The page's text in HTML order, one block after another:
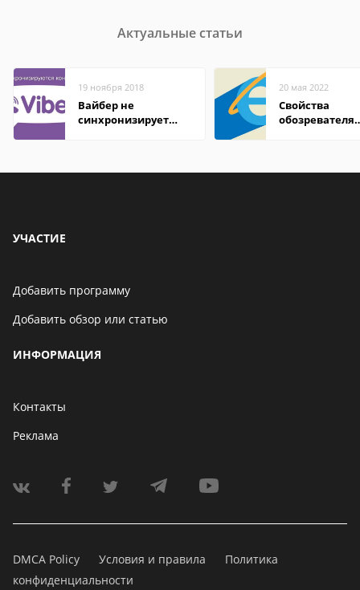
Актуальные статьи
19 ноября 2018
Вайбер не
синхронизирует
20 мая 2022
Свойства
обозревателя
УЧАСТИЕ
Добавить программу
Добавить обзор или статью
ИНФОРМАЦИЯ
Контакты
Реклама
DMCA Policy Условия и правила
Политика
конфиденциальности